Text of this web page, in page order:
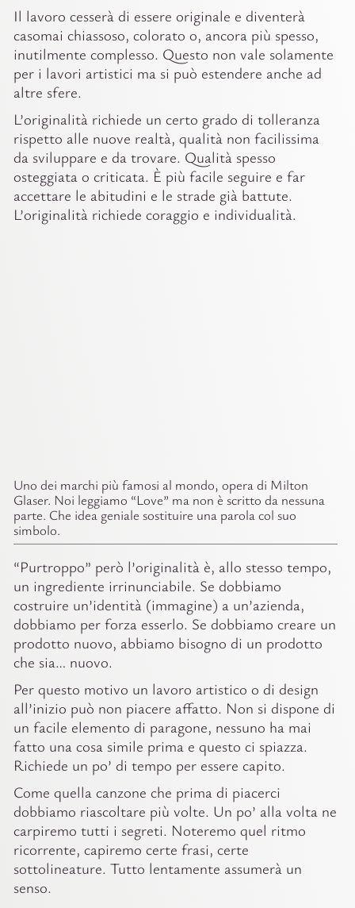
Il lavoro cesserà di essere originale e diventerà
casomai chiassoso, colorato o, ancora più spesso,
inutilmente complesso. Questo non vale solamente
per i lavori artistici ma si può estendere anche ad
altre sfere.
L’originalità richiede un certo grado di tolleranza
rispetto alle nuove realtà, qualità non facilissima
da sviluppare e da trovare. Qualità spesso
osteggiata o criticata. È più facile seguire e far
accettare le abitudini e le strade già battute.
L’originalità richiede coraggio e individualità.
Uno dei marchi più famosi al mondo, opera di Milton
Glaser. Noi leggiamo “Love” ma non è scritto da nessuna
parte. Che idea geniale sostituire una parola col suo
simbolo.
“Purtroppo” però l’originalità è, allo stesso tempo,
un ingrediente irrinunciabile. Se dobbiamo
costruire un’identità (immagine) a un’azienda,
dobbiamo per forza esserlo. Se dobbiamo creare un
prodotto nuovo, abbiamo bisogno di un prodotto
che sia… nuovo.
Per questo motivo un lavoro artistico o di design
all’inizio può non piacere affatto. Non si dispone di
un facile elemento di paragone, nessuno ha mai
fatto una cosa simile prima e questo ci spiazza.
Richiede un po’ di tempo per essere capito.
Come quella canzone che prima di piacerci
dobbiamo riascoltare più volte. Un po’ alla volta ne
carpiremo tutti i segreti. Noteremo quel ritmo
ricorrente, capiremo certe frasi, certe
sottolineature. Tutto lentamente assumerà un
senso.